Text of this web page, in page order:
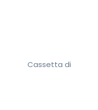
Cassetta di